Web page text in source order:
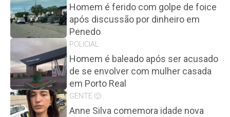
Homem é ferido com golpe de foice
após discussão por dinheiro em
Penedo
POLICIAL
Homem é baleado após ser acusado
de se envolver com mulher casada
em Porto Real
GENTE 🙂
Anne Silva comemora idade nova